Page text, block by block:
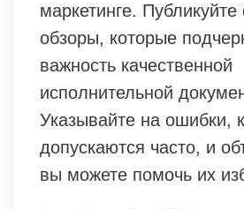
маркетинге. Публикуйте
обзоры, которые
важность качественной
исполнительной
Указывайте на ошибки,
допускаются часто, и
вы можете помочь их